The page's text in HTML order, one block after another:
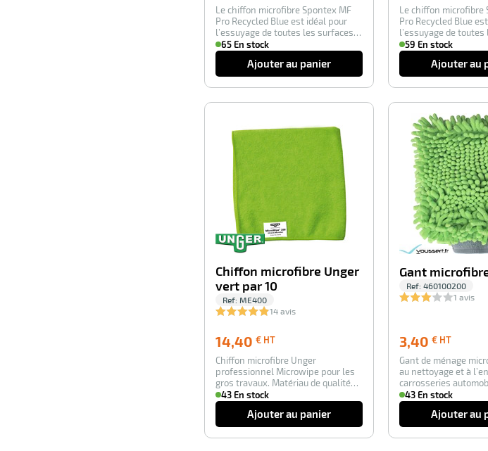
HT
Le chiffon microfibre Spontex MF
Pro Recycled Blue est idéal pour
l’essuyage de toutes les surfaces.
Le c…
65 En stock
Ajouter au panier
HT
Le chiffon microfibre
Pro Recycled Blue
l’essuyage de
Le c…
59 En stock
Ajouter au
Chiffon microfibre Unger
vert par 10
Ref: ME400
14 avis
14,40 € HT
HT
Chiffon microfibre Unger
professionnel Microwipe pour les
gros travaux. Matériau de qualité
supérieur. r…
43 En stock
Ajouter au panier
Gant
Ref: 460100200
1 avis
3,40 € HT
HT
Gant de ménage
au nettoyage et à
carrosseries
av…
43 En stock
Ajouter au